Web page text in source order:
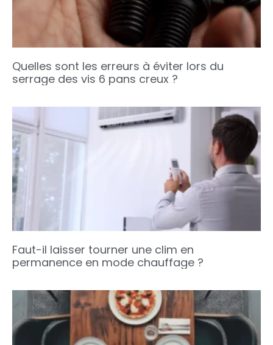
Quelles sont les erreurs à éviter lors du
serrage des vis 6 pans creux ?
Faut-il laisser tourner une clim en
permanence en mode chauffage ?